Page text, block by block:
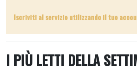
Iscriviti al servizio utilizzando il tuo
I PIÙ LETTI DELLA